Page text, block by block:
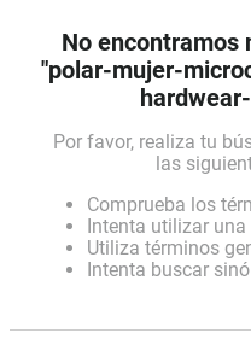
No encontramos
"polar-mujer-
Comprueba los
Intenta utilizar
Utiliza términos
Intenta buscar